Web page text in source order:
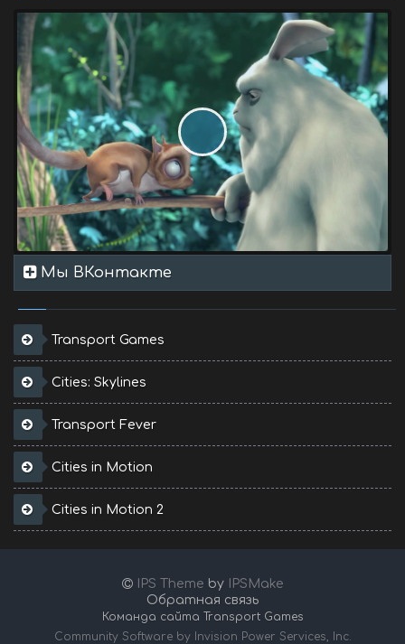
Мы ВКонтакте
Transport Games
Cities: Skylines
Transport Fever
Cities in Motion
Cities in Motion 2
IPS Theme by
IPSMake
Обратная связь
Команда сайта Transport Games
Community Software by Invision Power Services, Inc.